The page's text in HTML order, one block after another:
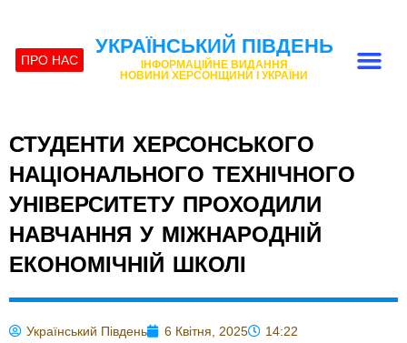
ПРО НАС
УКРАЇНСЬКИЙ ПІВДЕНЬ
ІНФОРМАЦІЙНЕ ВИДАННЯ
НОВИНИ ХЕРСОНЩИНИ І УКРАЇНИ
СТУДЕНТИ ХЕРСОНСЬКОГО
НАЦІОНАЛЬНОГО ТЕХНІЧНОГО
УНІВЕРСИТЕТУ ПРОХОДИЛИ
НАВЧАННЯ У МІЖНАРОДНІЙ
ЕКОНОМІЧНІЙ ШКОЛІ
Український Південь 6 Квітня, 2025
14:22